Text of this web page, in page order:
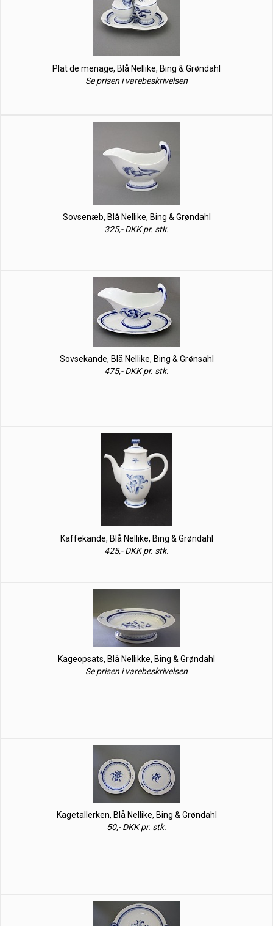
Plat de menage, Blå Nellike, Bing & Grøndahl
Se prisen i varebeskrivelsen
Sovsenæb, Blå Nellike, Bing & Grøndahl
325,- DKK pr. stk.
Sovsekande, Blå Nellike, Bing & Grønsahl
475,- DKK pr. stk.
Kaffekande, Blå Nellike, Bing & Grøndahl
425,- DKK pr. stk.
Kageopsats, Blå Nellikke, Bing & Grøndahl
Se prisen i varebeskrivelsen
Kagetallerken, Blå Nellike, Bing & Grøndahl
50,- DKK pr. stk.